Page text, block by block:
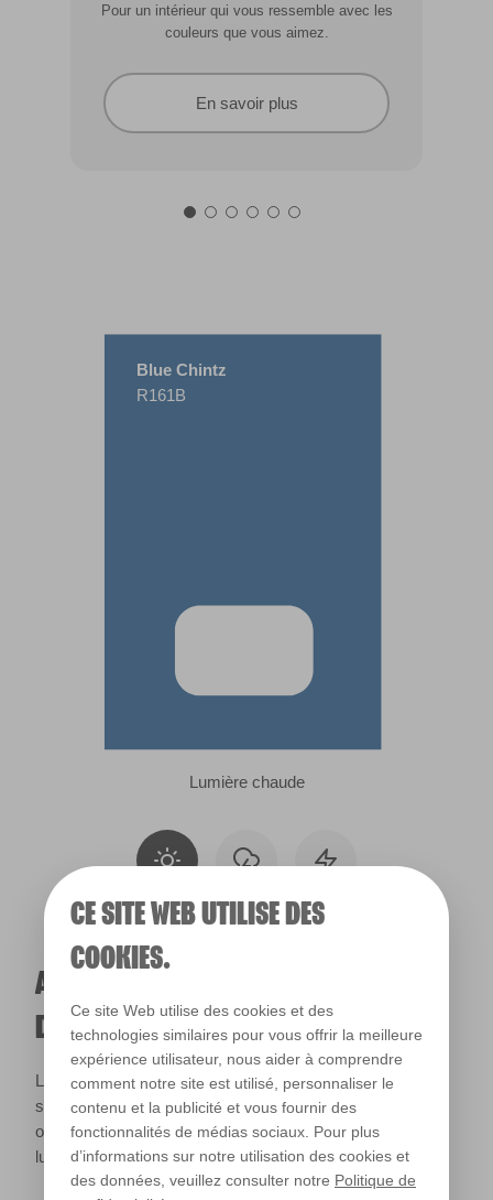
CE SITE WEB UTILISE DES
COOKIES.
Ce site Web utilise des cookies et des
technologies similaires pour vous offrir la meilleure
expérience utilisateur, nous aider à comprendre
comment notre site est utilisé, personnaliser le
contenu et la publicité et vous fournir des
fonctionnalités de médias sociaux. Pour plus
d’informations sur notre utilisation des cookies et
des données, veuillez consulter notre Politique de
Pour un intérieur qui vous ressemble avec les
couleurs que vous aimez.
En savoir plus
Résiste aux fissures et à l’écaillage. Résiste aux
Blue Chintz
R161B
Lumière chaude
A QUOI RESSEMBLERA CETTE COULEUR
DANS VOTRE MAISON ?
La lumière naturelle et l’éclairage jouent un rôle important
sur le rendu des couleurs dans votre maison. Utilisez cet
outil pour voir le rendu de votre couleur en fonction de la
lumière.